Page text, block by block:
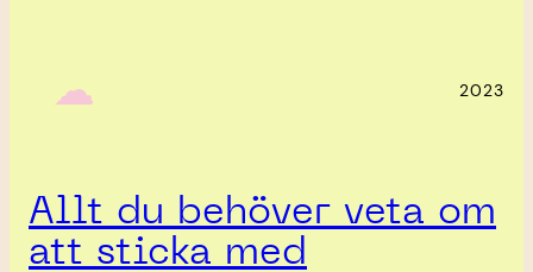
‎ ‎‎ ☁︎‎‎ 2023
Allt du behöver veta om
att sticka med